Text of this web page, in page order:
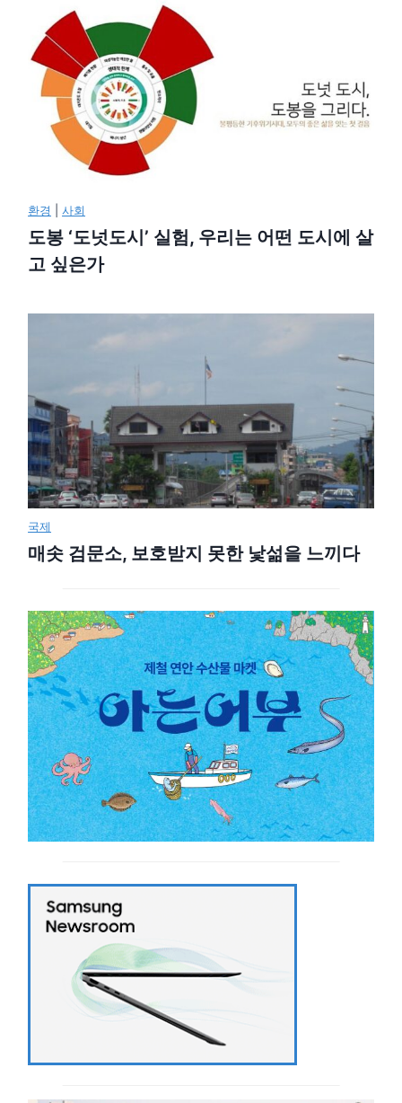
환경 |사회
도봉 ‘도넛도시’ 실험, 우리는 어떤 도시에 살
고 싶은가
국제
매솟 검문소, 보호받지 못한 낯섦을 느끼다